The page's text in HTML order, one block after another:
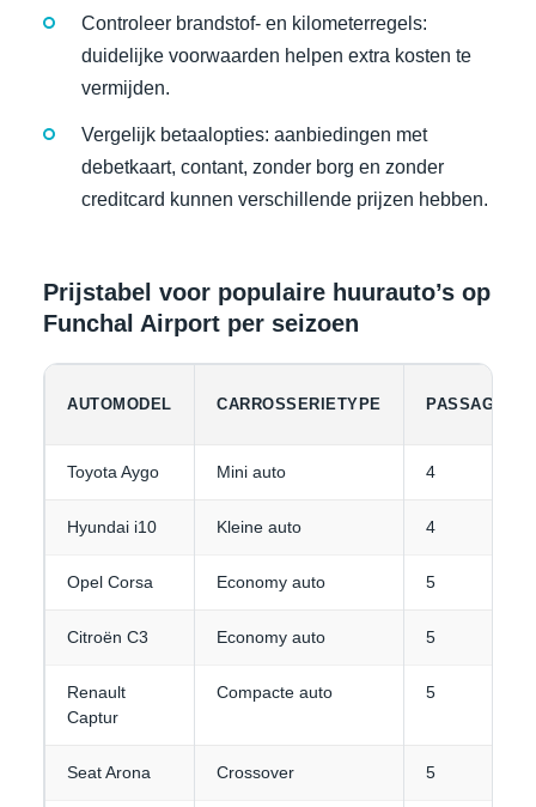
Controleer brandstof- en kilometerregels:
duidelijke voorwaarden helpen extra kosten te
vermijden.
Vergelijk betaalopties: aanbiedingen met
debetkaart, contant, zonder borg en zonder
creditcard kunnen verschillende prijzen hebben.
Prijstabel voor populaire huurauto’s op
Funchal Airport per seizoen
AUTOMODEL CARROSSERIETYPE PASSAGIERS
Toyota Aygo Mini auto 4
Hyundai i10 Kleine auto 4
Opel Corsa Economy auto 5
Citroën C3 Economy auto 5
Renault
Captur
Compacte auto 5
Seat Arona Crossover 5